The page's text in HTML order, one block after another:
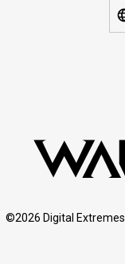
©2026 Digital